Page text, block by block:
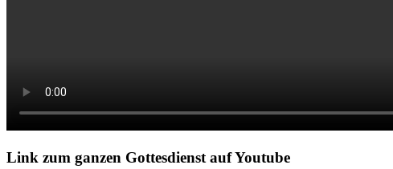
Link zum ganzen Gottesdienst auf Youtube